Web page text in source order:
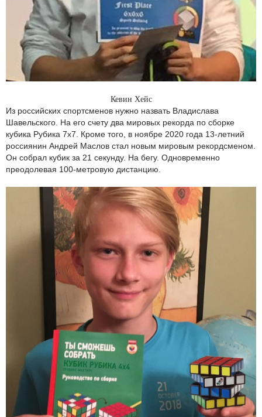
Кевин Хейс
Из российских спортсменов нужно назвать Владислава
Шавельского. На его счету два мировых рекорда по сборке
кубика Рубика 7х7. Кроме того, в ноябре 2020 года 13-летний
россиянин Андрей Маслов стал новым мировым рекордсменом.
Он собрал кубик за 21 секунду. На бегу. Одновременно
преодолевая 100-метровую дистанцию.